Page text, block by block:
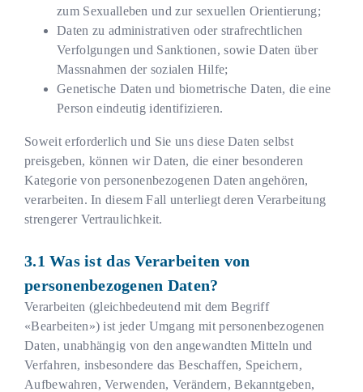
zum Sexualleben und zur sexuellen Orientierung;
Daten zu administrativen oder strafrechtlichen
Verfolgungen und Sanktionen, sowie Daten über
Massnahmen der sozialen Hilfe;
Genetische Daten und biometrische Daten, die eine
Person eindeutig identifizieren.
Soweit erforderlich und Sie uns diese Daten selbst
preisgeben, können wir Daten, die einer besonderen
Kategorie von personenbezogenen Daten angehören,
verarbeiten. In diesem Fall unterliegt deren Verarbeitung
strengerer Vertraulichkeit.
Was ist das Verarbeiten von
personenbezogenen Daten?
Verarbeiten (gleichbedeutend mit dem Begriff
«Bearbeiten») ist jeder Umgang mit personenbezogenen
Daten, unabhängig von den angewandten Mitteln und
Verfahren, insbesondere das Beschaffen, Speichern,
Aufbewahren, Verwenden, Verändern, Bekanntgeben,